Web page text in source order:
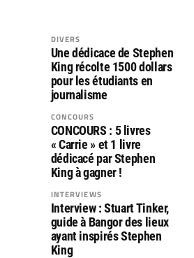
DIVERS
Une dédicace de Stephen
King récolte 1500 dollars
pour les étudiants en
journalisme
CONCOURS
CONCOURS : 5 livres
« Carrie » et 1 livre
dédicacé par Stephen
King à gagner !
INTERVIEWS
Interview : Stuart Tinker,
guide à Bangor des lieux
ayant inspirés Stephen
King